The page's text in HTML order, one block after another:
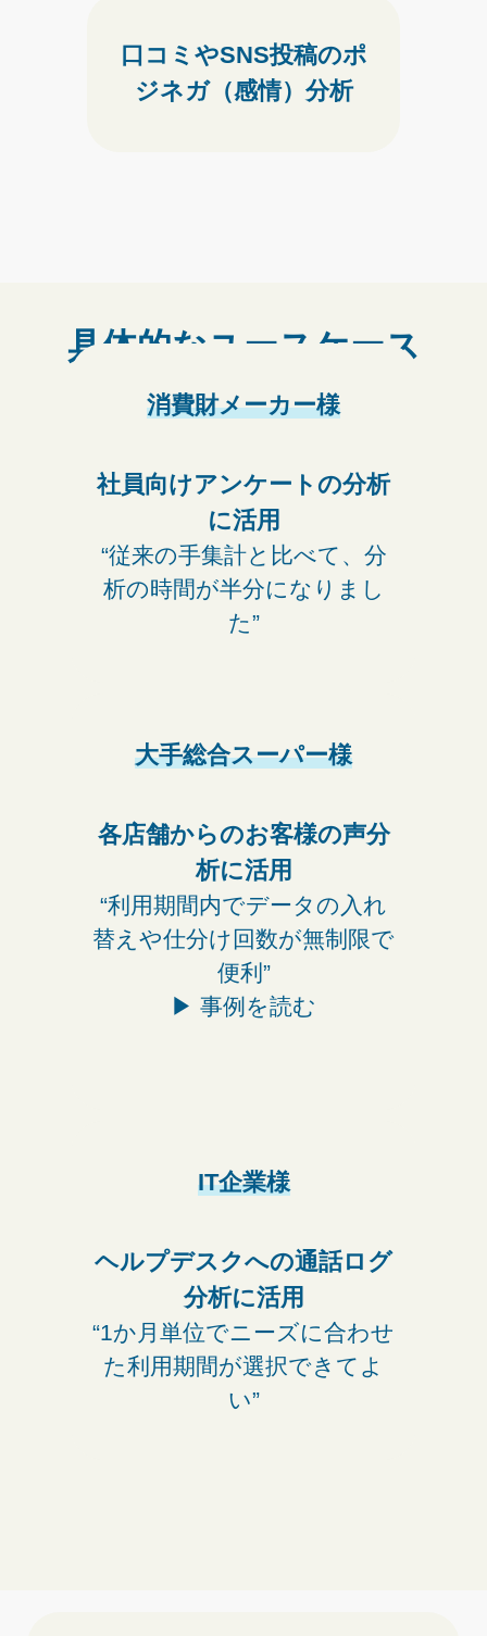
口コミやSNS投稿のポ
ジネガ（感情）分析
具体的なユースケース
消費財メーカー様
社員向けアンケートの分析
に活用
“従来の手集計と比べて、分
析の時間が半分になりまし
た”
大手総合スーパー様
各店舗からのお客様の声分
析に活用
“利用期間内でデータの入れ
替えや仕分け回数が無制限で
便利”
▶︎ 事例を読む
IT企業様
ヘルプデスクへの通話ログ
分析に活用
“1か月単位でニーズに合わせ
た利用期間が選択できてよ
い”